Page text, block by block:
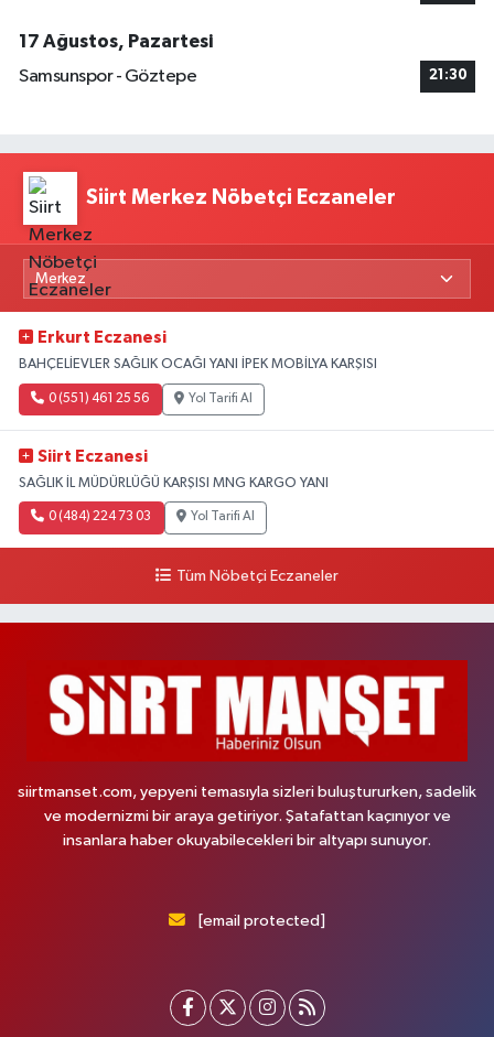
17 Ağustos, Pazartesi
Samsunspor - Göztepe
21:30
Siirt Merkez Nöbetçi Eczaneler
Erkurt Eczanesi
BAHÇELİEVLER SAĞLIK OCAĞI YANI İPEK MOBİLYA KARŞISI
0 (551) 461 25 56 Yol Tarifi Al
Siirt Eczanesi
SAĞLIK İL MÜDÜRLÜĞÜ KARŞISI MNG KARGO YANI
0 (484) 224 73 03 Yol Tarifi Al
Tüm Nöbetçi Eczaneler
siirtmanset.com, yepyeni temasıyla sizleri buluştururken, sadelik
ve modernizmi bir araya getiriyor. Şatafattan kaçınıyor ve
insanlara haber okuyabilecekleri bir altyapı sunuyor.
[email protected]